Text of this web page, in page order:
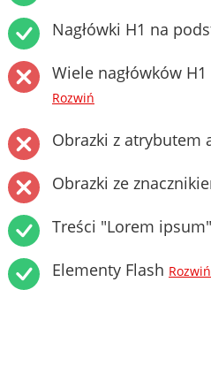
Nagłówki H1 na
Wiele nagłówków
Rozwiń
Obrazki z atrybutem
Obrazki ze
Treści "Lorem ipsum"
Elementy Flash Rozwiń